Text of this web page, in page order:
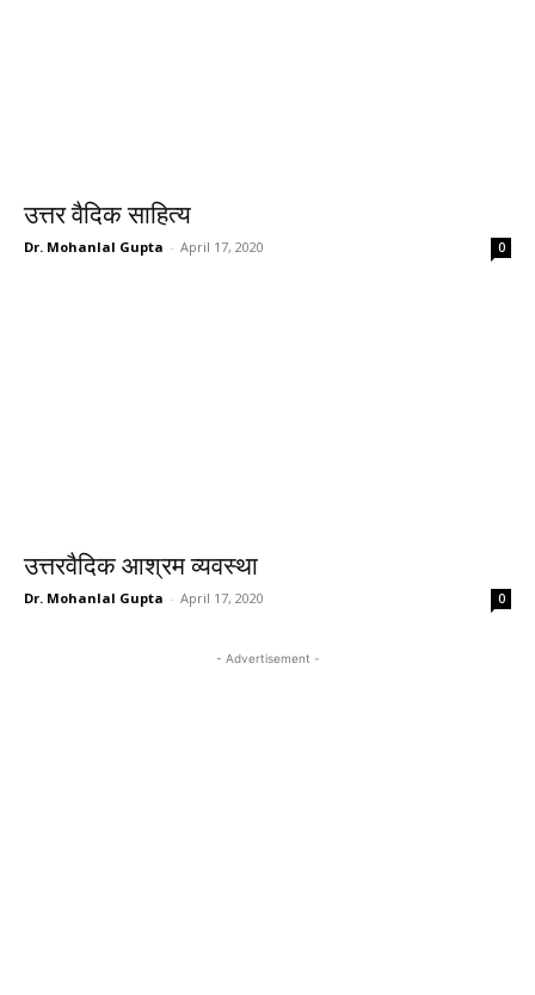
उत्तर वैदिक साहित्य
Dr. Mohanlal Gupta - April 17, 2020 0
उत्तरवैदिक आश्रम व्यवस्था
Dr. Mohanlal Gupta - April 17, 2020 0
- Advertisement -